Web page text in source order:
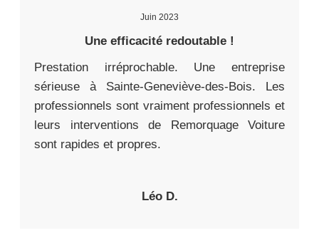
Juin 2023
Une efficacité redoutable !
Prestation irréprochable. Une entreprise
sérieuse à Sainte-Geneviève-des-Bois. Les
professionnels sont vraiment professionnels et
leurs interventions de Remorquage Voiture
sont rapides et propres.
Léo D.